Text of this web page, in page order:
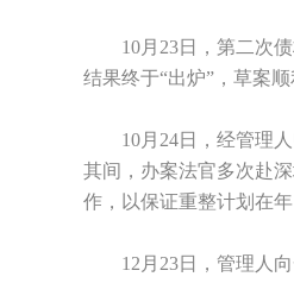
10月23日，第二次债
结果终于“出炉”，草案
10月24日，经管理人
其间，办案法官多次赴
作，以保证重整计划在
12月23日，管理人向